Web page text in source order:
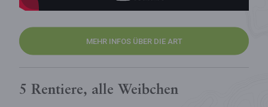
MEHR INFOS ÜBER DIE ART
5 Rentiere, alle Weibchen